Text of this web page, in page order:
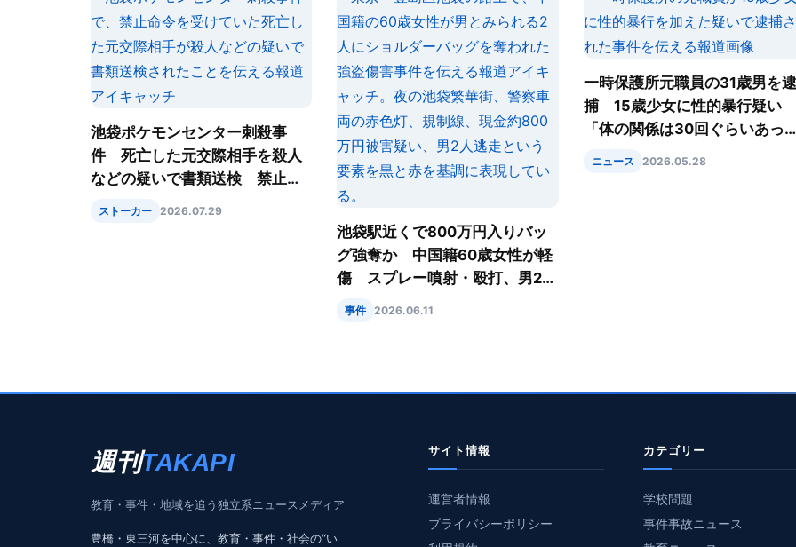
池袋ポケモンセンター刺殺事
件 死亡した元交際相手を殺人
などの疑いで書類送検 禁止命
令後も接近か
ストーカー 2026.07.29
池袋駅近くで800万円入りバッ
グ強奪か 中国籍60歳女性が軽
傷 スプレー噴射・殴打、男2人
が逃走
事件 2026.06.11
一時保護所元職員の31歳男を逮
捕 15歳少女に性的暴行疑い
「体の関係は30回ぐらいあっ
ニュース 2026.05.28
週刊TAKAPI
教育・事件・地域を追う独立系ニュースメディア
豊橋・東三河を中心に、教育・事件・社会の“い
サイト情報
運営者情報
プライバシーポリシー
カテゴリー
学校問題
事件事故ニュース